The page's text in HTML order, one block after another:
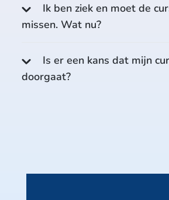
Ik ben ziek en moet de
missen. Wat nu?
Is er een kans dat mijn
doorgaat?